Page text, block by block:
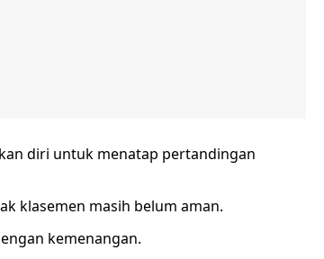
diri untuk menatap pertandingan
klasemen masih belum aman.
kemenangan.